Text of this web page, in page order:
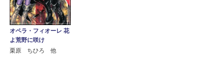
オペラ・フィオーレ 花
よ荒野に咲け
栗原 ちひろ 他